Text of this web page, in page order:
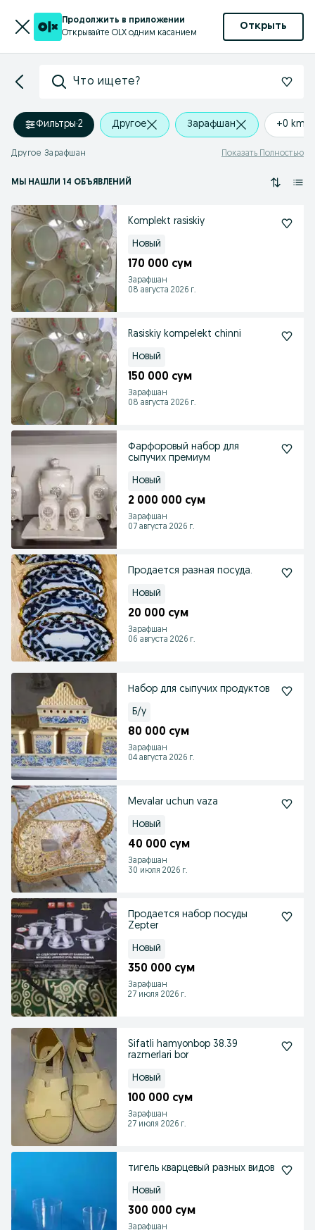
Продолжить в приложении
Открывайте OLX одним касанием
Открыть
Что ищете?
Фильтры·2 Другое Зарафшан +0 km
Другое Зарафшан Показать Полностью
МЫ НАШЛИ 14 ОБЪЯВЛЕНИЙ
Komplekt rasiskiy
Новый
170 000 сум
Зарафшан
08 августа 2026 г.
Rasiskiy kompelekt chinni
Новый
150 000 сум
Зарафшан
08 августа 2026 г.
Фарфоровый набор для
сыпучих премиум
Новый
2 000 000 сум
Зарафшан
07 августа 2026 г.
Продается разная посуда.
Новый
20 000 сум
Зарафшан
06 августа 2026 г.
Набор для сыпучих продуктов
Б/у
80 000 сум
Зарафшан
04 августа 2026 г.
Mevalar uchun vaza
Новый
40 000 сум
Зарафшан
30 июля 2026 г.
Продается набор посуды
Zepter
Новый
350 000 сум
Зарафшан
27 июля 2026 г.
Sifatli hamyonbop 38.39
razmerlari bor
Новый
100 000 сум
Зарафшан
27 июля 2026 г.
тигель кварцевый разных видов
Новый
300 000 сум
Зарафшан